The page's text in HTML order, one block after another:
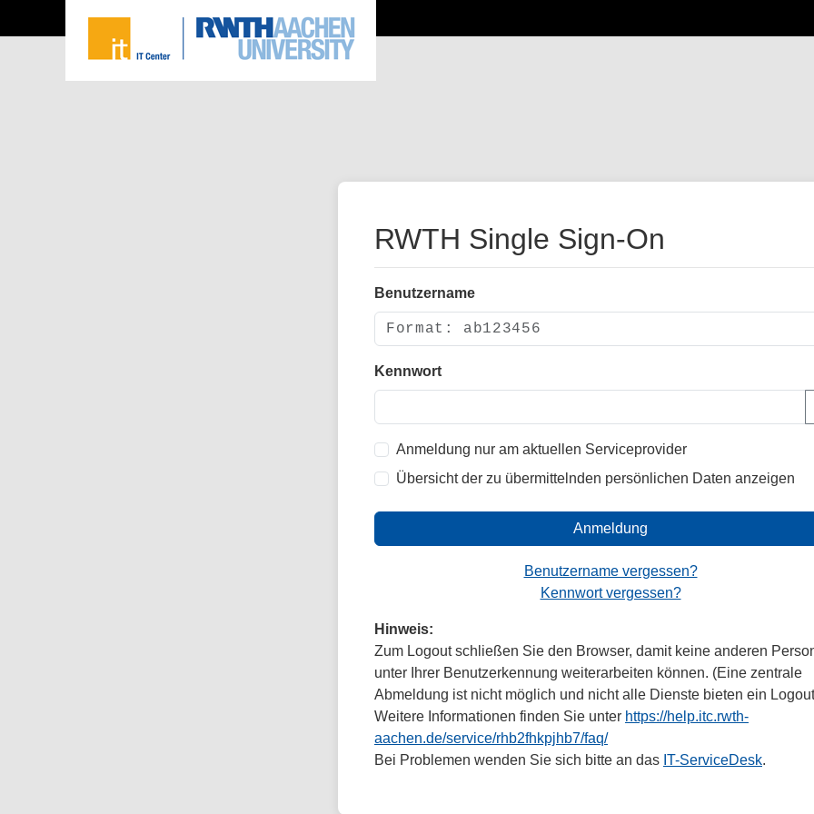
RWTH Single Sign-On
Benutzername
Kennwort
Anmeldung nur am aktuellen Serviceprovider
Übersicht der zu übermittelnden persönlichen Daten anzeigen
Anmeldung
Benutzername vergessen?
Kennwort vergessen?
Hinweis:
Zum Logout schließen Sie den Browser, damit keine anderen
unter Ihrer Benutzerkennung weiterarbeiten können. (Eine zentrale
Abmeldung ist nicht möglich und nicht alle Dienste bieten ein
Weitere Informationen finden Sie unter https://help.itc.rwth-
aachen.de/service/rhb2fhkpjhb7/faq/
Bei Problemen wenden Sie sich bitte an das IT-ServiceDesk.